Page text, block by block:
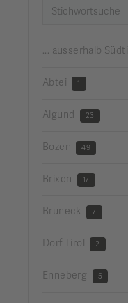
... ausserhalb
Abtei 1
Algund 23
Bozen 49
Brixen 17
Bruneck 7
Dorf Tirol 2
Enneberg 5